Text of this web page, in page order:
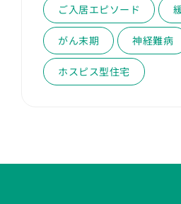
ご入居エピソード
がん末期 神経難病
ホスピス型住宅